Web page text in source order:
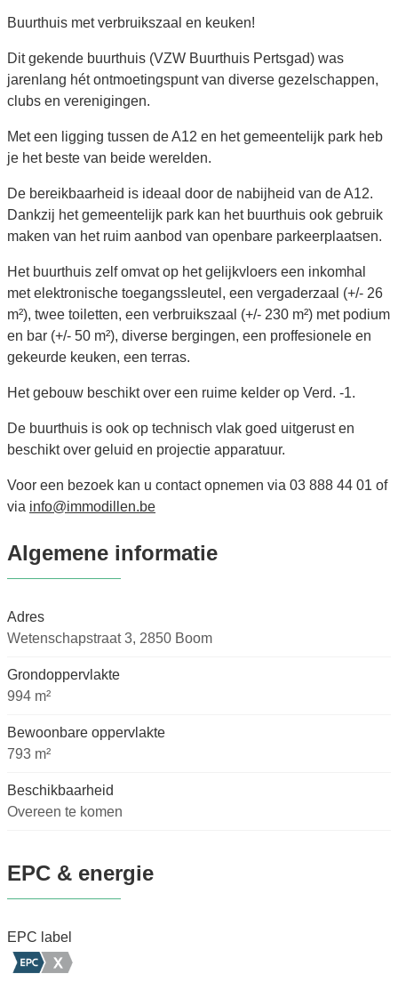
Buurthuis met verbruikszaal en keuken!
Dit gekende buurthuis (VZW Buurthuis Pertsgad) was
jarenlang hét ontmoetingspunt van diverse gezelschappen,
clubs en verenigingen.
Met een ligging tussen de A12 en het gemeentelijk park heb
je het beste van beide werelden.
De bereikbaarheid is ideaal door de nabijheid van de A12.
Dankzij het gemeentelijk park kan het buurthuis ook gebruik
maken van het ruim aanbod van openbare parkeerplaatsen.
Het buurthuis zelf omvat op het gelijkvloers een inkomhal
met elektronische toegangssleutel, een vergaderzaal (+/- 26
m²), twee toiletten, een verbruikszaal (+/- 230 m²) met podium
en bar (+/- 50 m²), diverse bergingen, een proffesionele en
gekeurde keuken, een terras.
Het gebouw beschikt over een ruime kelder op Verd. -1.
De buurthuis is ook op technisch vlak goed uitgerust en
beschikt over geluid en projectie apparatuur.
Voor een bezoek kan u contact opnemen via 03 888 44 01 of
via info@immodillen.be
Algemene informatie
Adres
Wetenschapstraat 3, 2850 Boom
Grondoppervlakte
994 m²
Bewoonbare oppervlakte
793 m²
Beschikbaarheid
Overeen te komen
EPC & energie
EPC label